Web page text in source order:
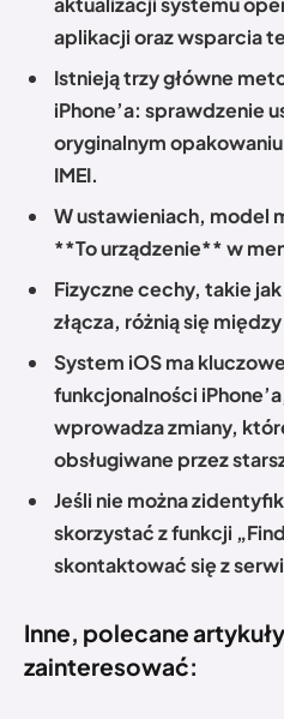
aplikacji oraz wsparcia
Istnieją trzy główne
iPhone’a: sprawdzenie
oryginalnym
IMEI.
W ustawieniach, model
**To urządzenie** w
Fizyczne cechy, takie
złącza, różnią się
System iOS ma
funkcjonalności
wprowadza zmiany,
obsługiwane przez
Jeśli nie można
skorzystać z funkcji
skontaktować się z
Inne, polecane
zainteresować: